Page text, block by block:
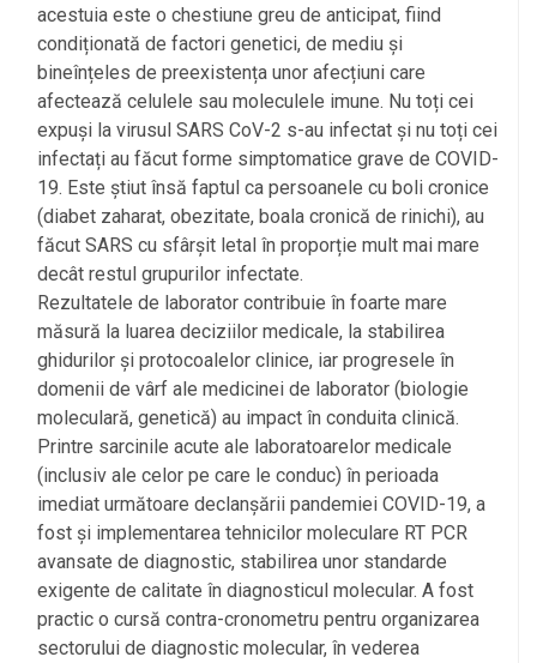
acestuia este o chestiune greu de anticipat, fiind
condiționată de factori genetici, de mediu și
bineînțeles de preexistența unor afecțiuni care
afectează celulele sau moleculele imune. Nu toți cei
expuși la virusul SARS CoV-2 s-au infectat și nu toți cei
infectați au făcut forme simptomatice grave de COVID-
19. Este știut însă faptul ca persoanele cu boli cronice
(diabet zaharat, obezitate, boala cronică de rinichi), au
făcut SARS cu sfârșit letal în proporție mult mai mare
decât restul grupurilor infectate.
Rezultatele de laborator contribuie în foarte mare
măsură la luarea deciziilor medicale, la stabilirea
ghidurilor și protocoalelor clinice, iar progresele în
domenii de vârf ale medicinei de laborator (biologie
moleculară, genetică) au impact în conduita clinică.
Printre sarcinile acute ale laboratoarelor medicale
(inclusiv ale celor pe care le conduc) în perioada
imediat următoare declanșării pandemiei COVID-19, a
fost și implementarea tehnicilor moleculare RT PCR
avansate de diagnostic, stabilirea unor standarde
exigente de calitate în diagnosticul molecular. A fost
practic o cursă contra-cronometru pentru organizarea
sectorului de diagnostic molecular, în vederea